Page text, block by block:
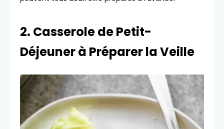
2. Casserole de Petit-
Déjeuner à Préparer la Veille